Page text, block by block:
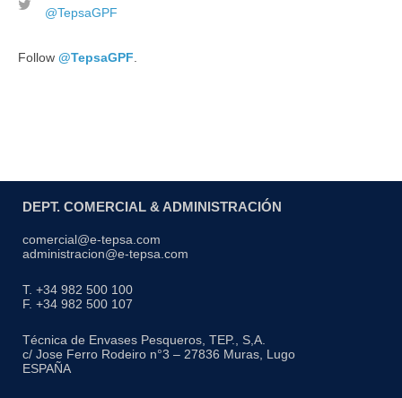
@TepsaGPF
Follow @TepsaGPF.
DEPT. COMERCIAL & ADMINISTRACIÓN
comercial@e-tepsa.com
administracion@e-tepsa.com
T. +34 982 500 100
F. +34 982 500 107
Técnica de Envases Pesqueros, TEP., S,A.
c/ Jose Ferro Rodeiro n°3 – 27836 Muras, Lugo
ESPAÑA